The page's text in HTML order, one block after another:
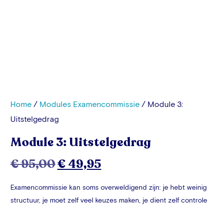
Home / Modules Examencommissie / Module 3:
Uitstelgedrag
Module 3: Uitstelgedrag
€95,00€ 49,95
Examencommissie kan soms overweldigend zijn: je hebt weinig
structuur, je moet zelf veel keuzes maken, je dient zelf controle